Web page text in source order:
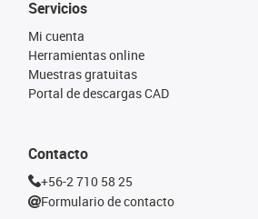
Servicios
Mi cuenta
Herramientas online
Muestras gratuitas
Portal de descargas CAD
Contacto
+56-2 710 58 25
Formulario de contacto